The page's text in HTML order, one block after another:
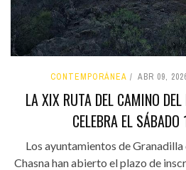
CONTEMPORÁNEA ABR 09,
LA XIX RUTA DEL CAMINO
CELEBRA EL
Los ayuntamientos de
Chasna han abierto el plazo de